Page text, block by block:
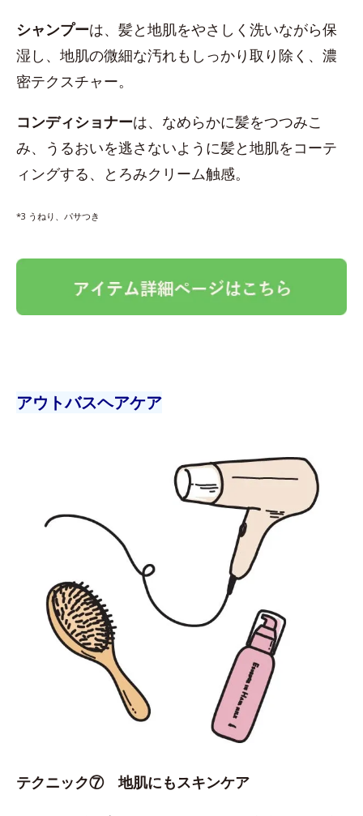
シャンプーは、髪と地肌をやさしく洗いながら保
湿し、地肌の微細な汚れもしっかり取り除く、濃
密テクスチャー。
コンディショナーは、なめらかに髪をつつみこ
み、うるおいを逃さないように髪と地肌をコーテ
ィングする、とろみクリーム触感。
*3 うねり、パサつき
アウトバスヘアケア
テクニック⑦ 地肌にもスキンケア